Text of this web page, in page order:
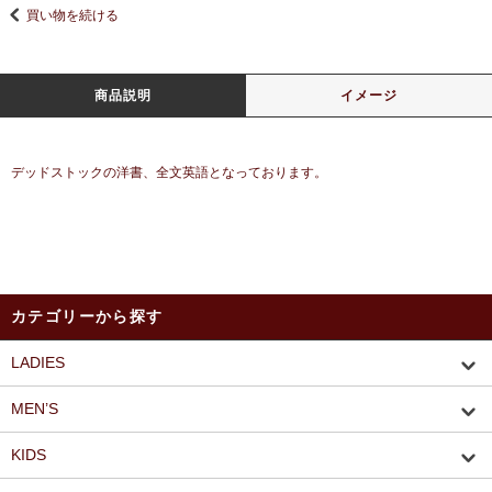
買い物を続ける
商品説明 イメージ
デッドストックの洋書、全文英語となっております。
カテゴリーから探す
LADIES
MEN’S
KIDS